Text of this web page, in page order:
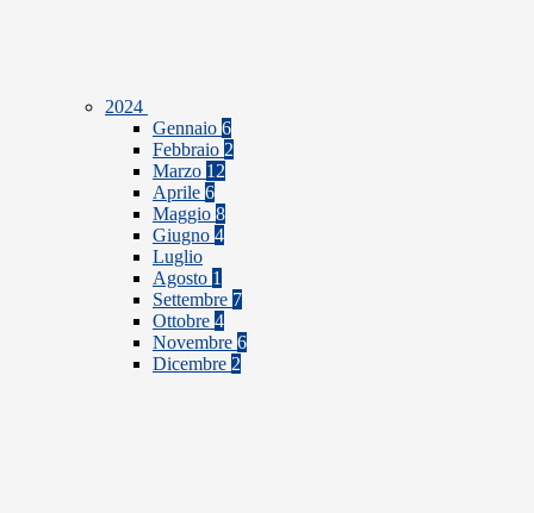
2024
Gennaio 6
Febbraio 2
Marzo 12
Aprile 6
Maggio 8
Giugno 4
Luglio
Agosto 1
Settembre 7
Ottobre 4
Novembre 6
Dicembre 2